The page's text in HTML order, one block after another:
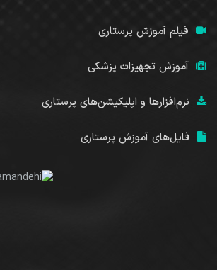
فیلم آموزش پرستاری
آموزش تجهیزات پزشکی
نرم‌افزارها و اپلیکیشن‌های پرستاری
فایل‌های آموزش پرستاری